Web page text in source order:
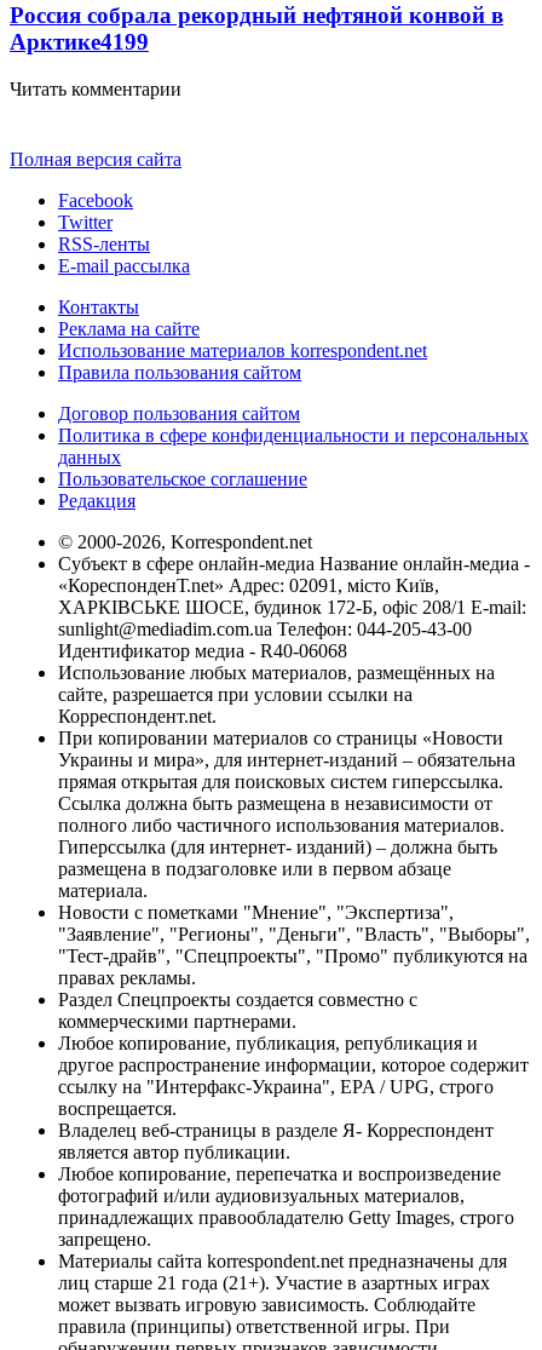
Россия собрала рекордный нефтяной конвой в
Арктике4199
Читать комментарии
Полная версия сайта
Facebook
Twitter
RSS-ленты
E-mail рассылка
Контакты
Реклама на сайте
Использование материалов korrespondent.net
Правила пользования сайтом
Договор пользования сайтом
Политика в сфере конфиденциальности и персональных
данных
Пользовательское соглашение
Редакция
© 2000-2026, Korrespondent.net
Субъект в сфере онлайн-медиа Название онлайн-медиа -
«КореспонденТ.net» Адрес: 02091, місто Київ,
ХАРКІВСЬКЕ ШОСЕ, будинок 172-Б, офіс 208/1 E-mail:
sunlight@mediadim.com.ua Телефон: 044-205-43-00
Идентификатор медиа - R40-06068
Использование любых материалов, размещённых на
сайте, разрешается при условии ссылки на
Корреспондент.net.
При копировании материалов со страницы «Новости
Украины и мира», для интернет-изданий – обязательна
прямая открытая для поисковых систем гиперссылка.
Ссылка должна быть размещена в независимости от
полного либо частичного использования материалов.
Гиперссылка (для интернет- изданий) – должна быть
размещена в подзаголовке или в первом абзаце
материала.
Новости с пометками "Мнение", "Экспертиза",
"Заявление", "Регионы", "Деньги", "Власть", "Выборы",
"Тест-драйв", "Спецпроекты", "Промо" публикуются на
правах рекламы.
Раздел Спецпроекты создается совместно с
коммерческими партнерами.
Любое копирование, публикация, републикация и
другое распространение информации, которое содержит
ссылку на "Интерфакс-Украина", EPA / UPG, строго
воспрещается.
Владелец веб-страницы в разделе Я- Корреспондент
является автор публикации.
Любое копирование, перепечатка и воспроизведение
фотографий и/или аудиовизуальных материалов,
принадлежащих правообладателю Getty Images, строго
запрещено.
Материалы сайта korrespondent.net предназначены для
лиц старше 21 года (21+). Участие в азартных играх
может вызвать игровую зависимость. Соблюдайте
правила (принципы) ответственной игры. При